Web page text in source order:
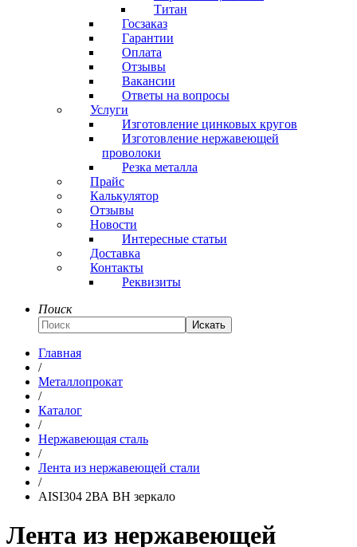
Титан
Госзаказ
Гарантии
Оплата
Отзывы
Вакансии
Ответы на вопросы
Услуги
Изготовление цинковых кругов
Изготовление нержавеющей
проволоки
Резка металла
Прайс
Калькулятор
Отзывы
Новости
Интересные статьи
Доставка
Контакты
Реквизиты
Поиск
Искать
Главная
/
Металлопрокат
/
Каталог
/
Нержавеющая сталь
/
Лента из нержавеющей стали
/
AISI304 2ВА ВН зеркало
Лента из нержавеющей